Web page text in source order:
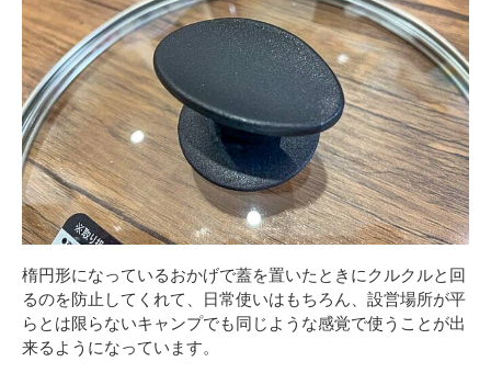
楕円形になっているおかげで蓋を置いたときにクルクルと回
るのを防止してくれて、日常使いはもちろん、設営場所が平
らとは限らないキャンプでも同じような感覚で使うことが出
来るようになっています。